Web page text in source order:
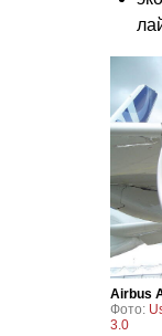
Airbus
Фото:
3.0